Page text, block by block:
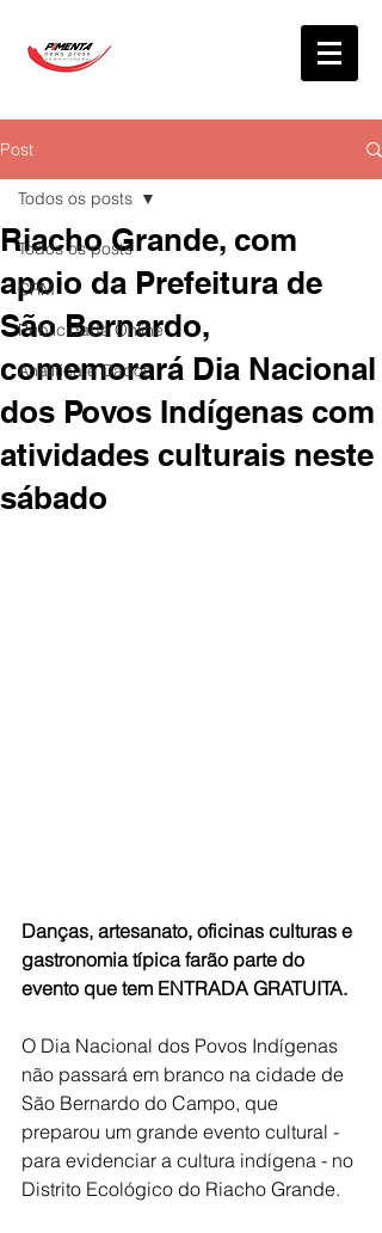
Post
Todos os posts
CRM
Publicidade Online
Analítica e Dados
Todos os posts
Riacho Grande, com
apoio da Prefeitura de
São Bernardo,
comemorará Dia Nacional
dos Povos Indígenas com
atividades culturais neste
sábado
Danças, artesanato, oficinas culturas e
gastronomia típica farão parte do
evento que tem ENTRADA GRATUITA.
O Dia Nacional dos Povos Indígenas
não passará em branco na cidade de
São Bernardo do Campo, que
preparou um grande evento cultural -
para evidenciar a cultura indígena - no
Distrito Ecológico do Riacho Grande.